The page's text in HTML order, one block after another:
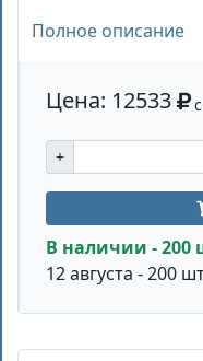
Полное описание
Цена: 12533
+
В наличии - 200
12 августа - 200